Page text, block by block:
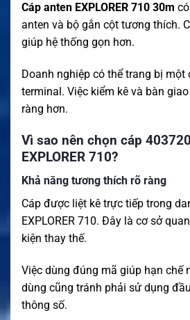
Cáp anten EXPLORER 710 30m
anten và bộ gắn cột tương thích.
giúp hệ thống gọn hơn.
Doanh nghiệp có thể trang bị một
terminal. Việc kiểm kê và bàn
ràng hơn.
Vì sao nên chọn cáp
EXPLORER 710?
Khả năng tương thích rõ ràng
Cáp được liệt kê trực tiếp trong
EXPLORER 710. Đây là cơ sở
kiện thay thế.
Việc dùng đúng mã giúp hạn chế
dùng cũng tránh phải sử dụng
thông số.